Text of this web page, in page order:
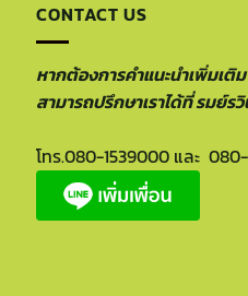
CONTACT US
หากต้องการคำแนะนำเพิ่มเติม
สามารถปรึกษาเราได้ที่ รมย์
โทร.080-1539000 และ